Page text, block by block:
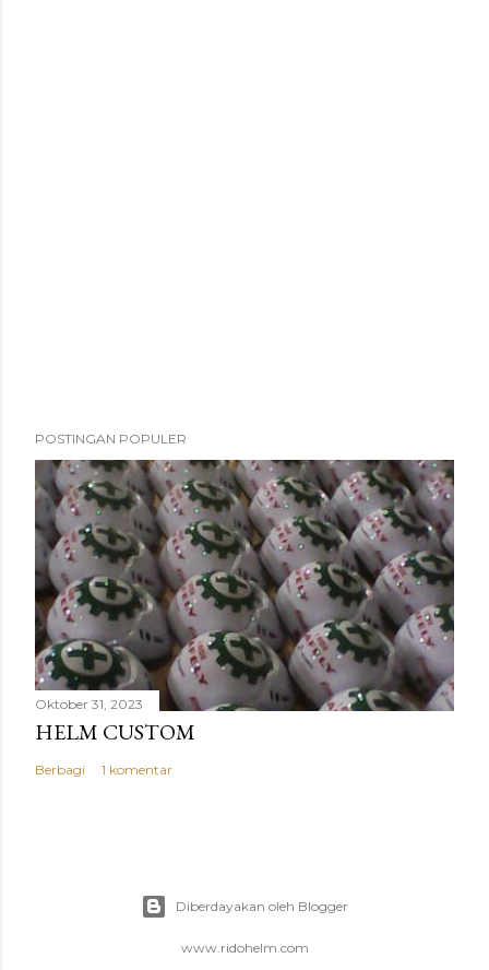
POSTINGAN POPULER
Oktober 31, 2023
HELM CUSTOM
Berbagi 1 komentar
Diberdayakan oleh Blogger
www.ridohelm.com